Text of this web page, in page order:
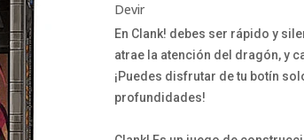
Devir
En Clank! debes ser rápido y
atrae la atención del dragón, y
¡Puedes disfrutar de tu botín
profundidades!